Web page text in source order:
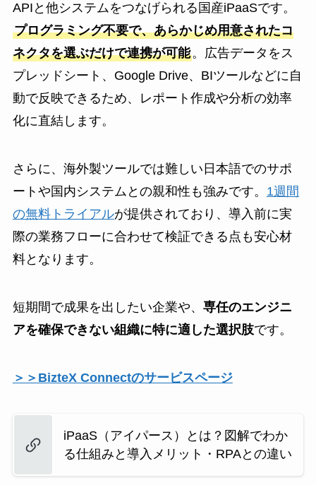
APIと他システムをつなげられる国産iPaaSです。
プログラミング不要で、あらかじめ用意されたコ
ネクタを選ぶだけで連携が可能。広告データをス
プレッドシート、Google Drive、BIツールなどに自
動で反映できるため、レポート作成や分析の効率
化に直結します。
さらに、海外製ツールでは難しい日本語でのサポ
ートや国内システムとの親和性も強みです。 1週間
の無料トライアルが提供されており、導入前に実
際の業務フローに合わせて検証できる点も安心材
料となります。
短期間で成果を出したい企業や、 専任のエンジニ
アを確保できない組織に特に適した選択肢です。
＞＞BizteX Connectのサービスページ
iPaaS（アイパース）とは？図解でわか
る仕組みと導入メリット・RPAとの違い